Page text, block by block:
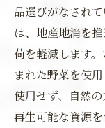
品選びがなされ
は、地産地消を
荷を軽減します
まれた野菜を使
使用せず、自然
再生可能な資源